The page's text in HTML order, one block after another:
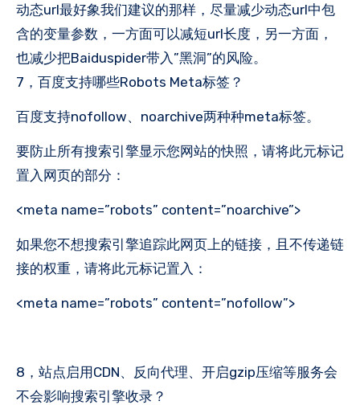
动态url最好象我们建议的那样，尽量减少动态url中包
含的变量参数，一方面可以减短url长度，另一方面，
也减少把Baiduspider带入”黑洞”的风险。
7，百度支持哪些Robots Meta标签？
百度支持nofollow、noarchive两种种meta标签。
要防止所有搜索引擎显示您网站的快照，请将此元标记
置入网页的部分：
<meta name=”robots” content=”noarchive”>
如果您不想搜索引擎追踪此网页上的链接，且不传递链
接的权重，请将此元标记置入：
<meta name=”robots” content=”nofollow”>
8，站点启用CDN、反向代理、开启gzip压缩等服务会
不会影响搜索引擎收录？